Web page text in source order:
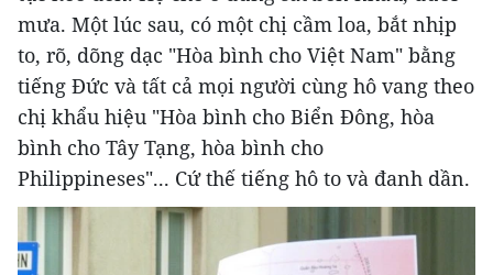
mưa. Một lúc sau, có một chị cầm loa, bắt nhịp
to, rõ, dõng dạc "Hòa bình cho Việt Nam" bằng
tiếng Đức và tất cả mọi người cùng hô vang theo
chị khẩu hiệu "Hòa bình cho Biển Đông, hòa
bình cho Tây Tạng, hòa bình cho
Philippineses"... Cứ thế tiếng hô to và đanh dần.